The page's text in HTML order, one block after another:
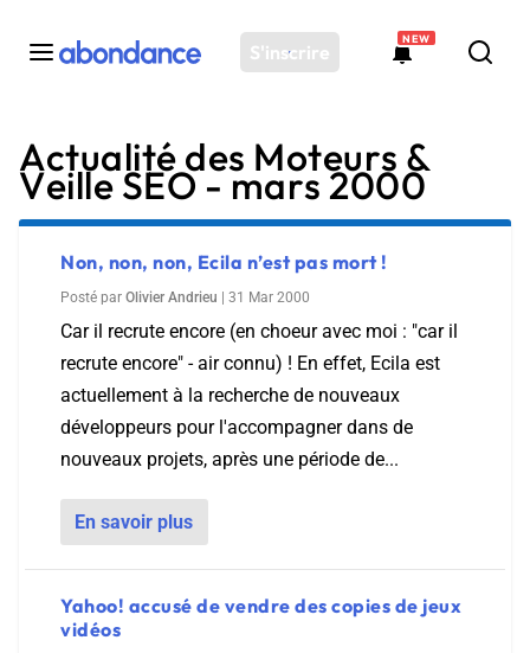
S'inscrire
NEW
Toutes les actus
Actus SEO
Plateforme
Outils
Solutions
Ressources
Audit SEO
Actualité des Moteurs &
Veille SEO - mars 2000
Non, non, non, Ecila n’est pas mort !
Posté par Olivier Andrieu 31 Mar 2000
Car il recrute encore (en choeur avec moi : "car il
recrute encore" - air connu) ! En effet, Ecila est
actuellement à la recherche de nouveaux
développeurs pour l'accompagner dans de
nouveaux projets, après une période de...
En savoir plus
Yahoo! accusé de vendre des copies de jeux
vidéos